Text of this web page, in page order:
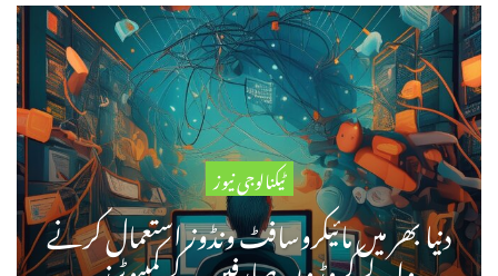
ٹیکنالوجی نیوز
دنیا بھر میں مائیکروسافٹ ونڈوز استعمال کرنے